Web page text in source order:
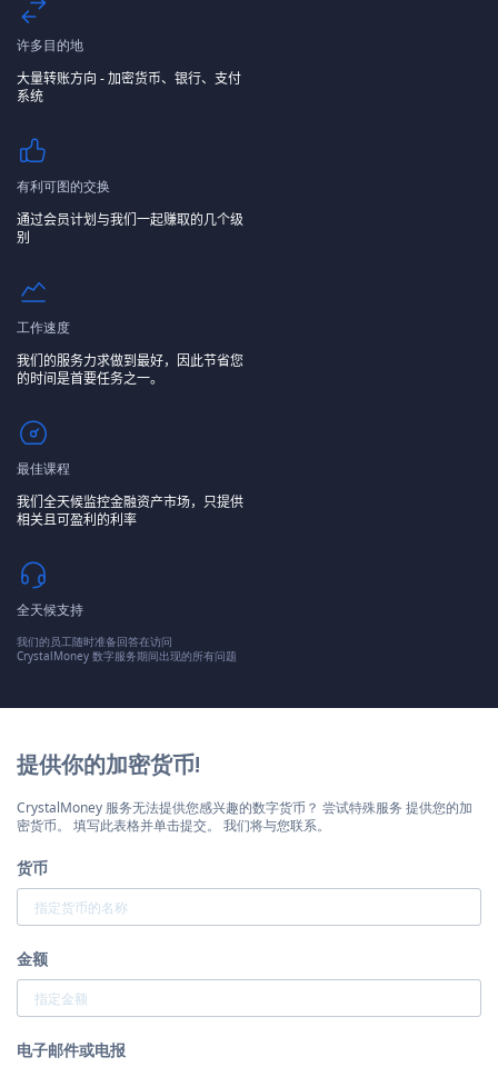
许多目的地
大量转账方向 - 加密货币、银行、支付
系统
有利可图的交换
通过会员计划与我们一起赚取的几个级
别
工作速度
我们的服务力求做到最好，因此节省您
的时间是首要任务之一。
最佳课程
我们全天候监控金融资产市场，只提供
相关且可盈利的利率
全天候支持
我们的员工随时准备回答在访问
CrystalMoney 数字服务期间出现的所有问题
提供你的加密货币!
CrystalMoney 服务无法提供您感兴趣的数字货币？ 尝试特殊服务 提供您的加
密货币。 填写此表格并单击提交。 我们将与您联系。
货币
金额
电子邮件或电报